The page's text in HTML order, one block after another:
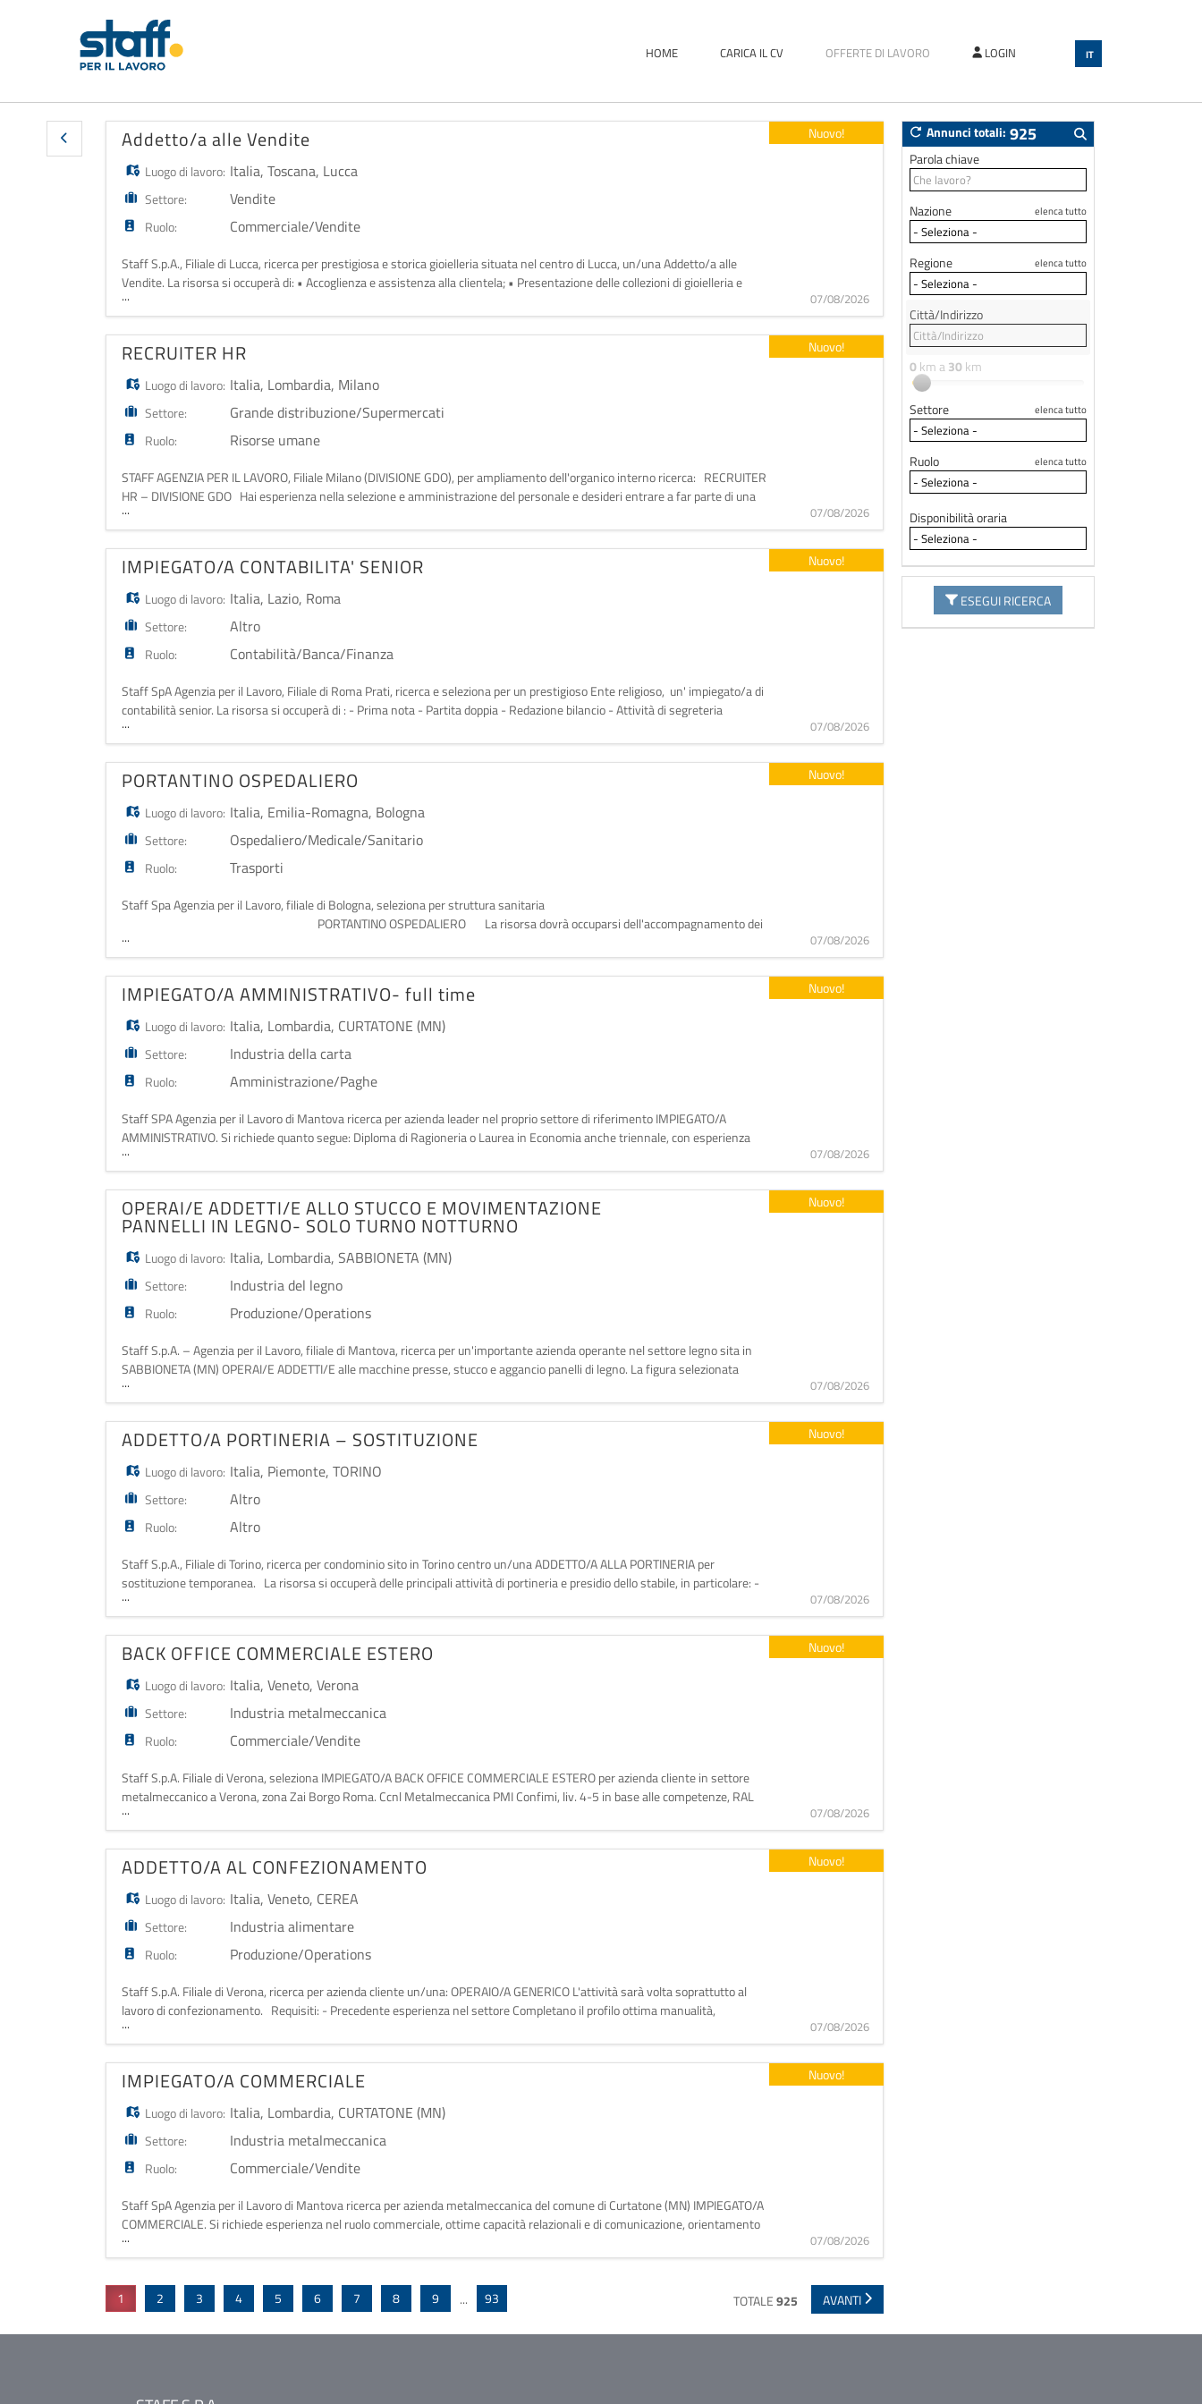
HOME CARICA IL CV OFFERTE DI LAVORO LOGIN IT
Addetto/a alle Vendite
Luogo di lavoro: Italia,Toscana, Lucca
Settore: Vendite
Ruolo: Commerciale/Vendite
Staff S.p.A., Filiale di Lucca, ricerca per prestigiosa e storica gioielleria situata nel centro di Lucca, un/una Addetto/a alle
Vendite. La risorsa si occuperà di: • Accoglienza e assistenza alla clientela; • Presentazione delle collezioni di gioielleria e
supporto alla vendita; • Cura della relazione con il cliente durante tutte le fasi dell'ac
...
Nuovo!
07/08/2026
RECRUITER HR
Luogo di lavoro: Italia, Lombardia, Milano
Settore: Grande distribuzione/Supermercati
Ruolo: Risorse umane
STAFF AGENZIA PER IL LAVORO, Filiale Milano (DIVISIONE GDO), per ampliamento dell'organico interno ricerca: RECRUITER
HR – DIVISIONE GDO Hai esperienza nella selezione e amministrazione del personale e desideri entrare a far parte di una
realtà dinamica nel settore delle Agenzie per il Lavoro? Questa potrebbe essere l'opportunità giusta per
...
Nuovo!
07/08/2026
IMPIEGATO/A CONTABILITA' SENIOR
Luogo di lavoro: Italia, Lazio, Roma
Settore: Altro
Ruolo: Contabilità/Banca/Finanza
Staff SpA Agenzia per il Lavoro, Filiale di Roma Prati, ricerca e seleziona per un prestigioso Ente religioso, un' impiegato/a di
contabilità senior. La risorsa si occuperà di : - Prima nota - Partita doppia - Redazione bilancio - Attività di segreteria
(risposta alle telefonate, smistamento della posta elettronica e cartacea, gestire il so
...
Nuovo!
07/08/2026
PORTANTINO OSPEDALIERO
Luogo di lavoro: Italia, Emilia-Romagna, Bologna
Settore: Ospedaliero/Medicale/Sanitario
Ruolo: Trasporti
Staff Spa Agenzia per il Lavoro, filiale di Bologna, seleziona per struttura sanitaria
PORTANTINO OSPEDALIERO La risorsa dovrà occuparsi dell'accompagnamento dei
pazienti, su barella
...
Nuovo!
07/08/2026
IMPIEGATO/A AMMINISTRATIVO- full time
Luogo di lavoro: Italia, Lombardia, CURTATONE (MN)
Settore: Industria della carta
Ruolo: Amministrazione/Paghe
Staff SPA Agenzia per il Lavoro di Mantova ricerca per azienda leader nel proprio settore di riferimento IMPIEGATO/A
AMMINISTRATIVO. Si richiede quanto segue: Diploma di Ragioneria o Laurea in Economia anche triennale, con esperienza
(se possibile anche minima) in ambito amministrativo, contabile e di controllo di gestione. Principali competen
...
Nuovo!
07/08/2026
OPERAI/E ADDETTI/E ALLO STUCCO E MOVIMENTAZIONE
PANNELLI IN LEGNO- SOLO TURNO NOTTURNO
Luogo di lavoro: Italia, Lombardia,SABBIONETA (MN)
Settore: Industria del legno
Ruolo: Produzione/Operations
Staff S.p.A. – Agenzia per il Lavoro, filiale di Mantova, ricerca per un'importante azienda operante nel settore legno sita in
SABBIONETA (MN) OPERAI/E ADDETTI/E alle macchine presse, stucco e aggancio panelli di legno. La figura selezionata
verrà inserita con contratto in somministrazione con APL CCNL Autotrasporto – settore trasporto merci. La re
...
Nuovo!
07/08/2026
ADDETTO/A PORTINERIA – SOSTITUZIONE
Luogo di lavoro: Italia, Piemonte,TORINO
Settore: Altro
Ruolo: Altro
Staff S.p.A., Filiale di Torino, ricerca per condominio sito in Torino centro un/una ADDETTO/A ALLA PORTINERIA per
sostituzione temporanea. La risorsa si occuperà delle principali attività di portineria e presidio dello stabile, in particolare: -
accoglienza di condomini, visitatori e fornitori; - controllo degli accessi; - ricezione e gestion
...
Nuovo!
07/08/2026
BACK OFFICE COMMERCIALE ESTERO
Luogo di lavoro: Italia,Veneto,Verona
Settore: Industria metalmeccanica
Ruolo: Commerciale/Vendite
Staff S.p.A. Filiale di Verona, seleziona IMPIEGATO/A BACK OFFICE COMMERCIALE ESTERO per azienda cliente in settore
metalmeccanico a Verona, zona Zai Borgo Roma. Ccnl Metalmeccanica PMI Confimi, liv. 4-5 in base alle competenze, RAL
27-30K. Orario: FULL TIME, dal lunedì al venerdì 8.00-12.00/13.00-17.00. Assunzione diretta in azienda e/o Inizia
...
Nuovo!
07/08/2026
ADDETTO/A AL CONFEZIONAMENTO
Luogo di lavoro: Italia,Veneto, CEREA
Settore: Industria alimentare
Ruolo: Produzione/Operations
Staff S.p.A. Filiale di Verona, ricerca per azienda cliente un/una: OPERAIO/A GENERICO L'attività sarà volta soprattutto al
lavoro di confezionamento. Requisiti: - Precedente esperienza nel settore Completano il profilo ottima manualità,
orientamento alla qualità, precisione, disponibilità e serietà. Orario di lavoro: RICERCHIAMO NELLE ZONE
...
Nuovo!
07/08/2026
IMPIEGATO/A COMMERCIALE
Luogo di lavoro: Italia, Lombardia, CURTATONE (MN)
Settore: Industria metalmeccanica
Ruolo: Commerciale/Vendite
Staff SpA Agenzia per il Lavoro di Mantova ricerca per azienda metalmeccanica del comune di Curtatone (MN) IMPIEGATO/A
COMMERCIALE. Si richiede esperienza nel ruolo commerciale, ottime capacità relazionali e di comunicazione, orientamento
agli obiettivi, patente B e disponibilità alla mobilità sul territorio, disponibilità a trasferte. Il processo
...
Nuovo!
07/08/2026
1 2 3 4 5 6 7 8 9 ... 93 AVANTI
TOTALE925
Annunci totali: 925
Parola chiave
Nazione elenca tutto
Regione elenca tutto
Città/Indirizzo
0km a30km
Settore elenca tutto
Ruolo elenca tutto
Disponibilità oraria
ESEGUI RICERCA